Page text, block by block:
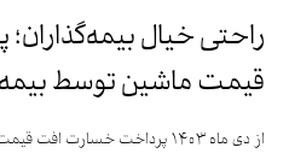
راحتی خیال
قیمت ماشین توسط بیمه
از دی ماه ۱۴۰۳ پرداخت خسارت